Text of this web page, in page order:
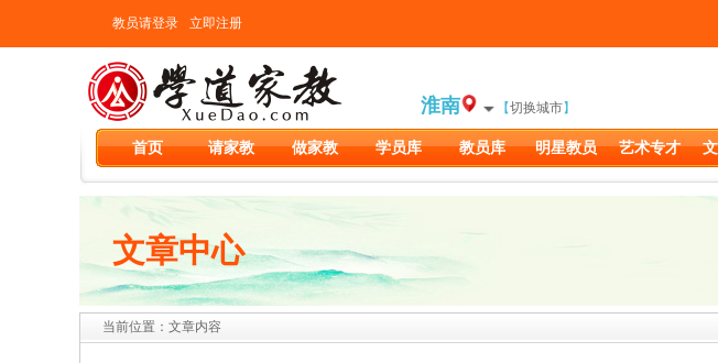
教员请登录 立即注册
淮南 【切换城市】
首页 请家教 做家教 学员库 教员库 明星教员 艺术专才
文章中心
当前位置：文章内容